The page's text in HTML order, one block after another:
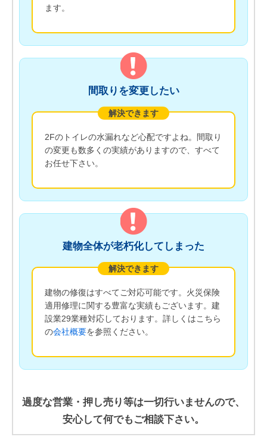
ます。
間取りを変更したい
解決できます
2Fのトイレの水漏れなど心配ですよね。間取り
の変更も数多くの実績がありますので、すべて
お任せ下さい。
建物全体が老朽化してしまった
解決できます
建物の修復はすべてご対応可能です。火災保険
適用修理に関する豊富な実績もございます。建
設業29業種対応しております。詳しくはこちら
の会社概要を参照ください。
過度な営業・押し売り等は一切行いませんので、
安心して何でもご相談下さい。